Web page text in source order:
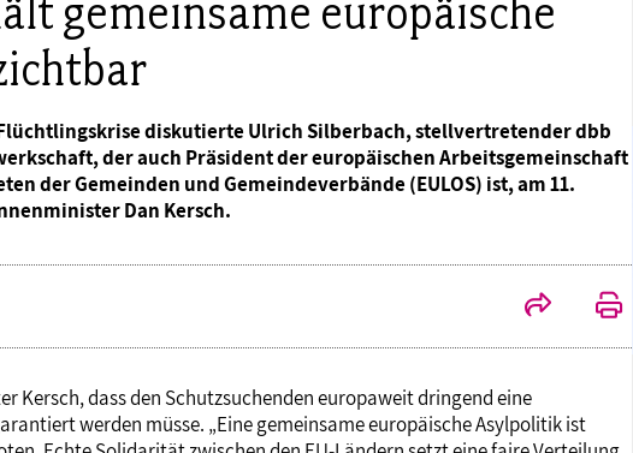
gemeinsame europäische
diskutierte Ulrich Silberbach, stellvertretender dbb
der auch Präsident der europäischen Arbeitsgemeinschaft
der Gemeinden und Gemeindeverbände (EULOS) ist, am 11.
Dan Kersch.
Kersch, dass den Schutzsuchenden europaweit dringend eine
werden müsse. „Eine gemeinsame europäische Asylpolitik ist